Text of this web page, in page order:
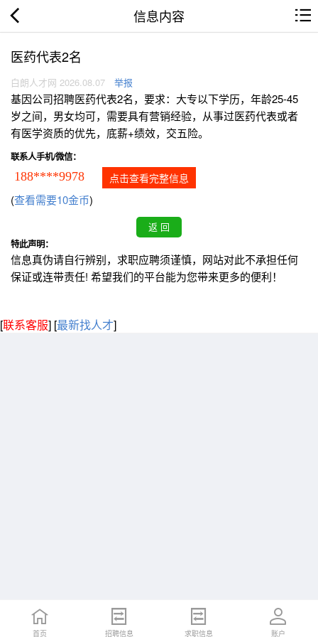
信息内容
医药代表2名
白朗人才网 2026.08.07 举报
基因公司招聘医药代表2名，要求：大专以下学历，年龄25-45
岁之间，男女均可，需要具有营销经验，从事过医药代表或者
有医学资质的优先，底薪+绩效，交五险。
联系人手机/微信：
188****9978 点击查看完整信息
(查看需要10金币)
特此声明：
信息真伪请自行辨别，求职应聘须谨慎，网站对此不承担任何
保证或连带责任! 希望我们的平台能为您带来更多的便利！
[联系客服] [最新找人才]
首页 招聘信息 求职信息 账户